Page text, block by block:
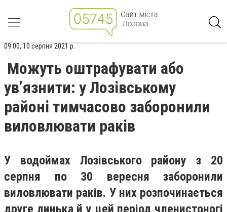
09:00, 10 серпня 2021 р.
Можуть оштрафувати або
ув’язнити: у Лозівському
районі тимчасово заборонили
виловлювати раків
У водоймах Лозівського району з 20
серпня по 30 вересня заборонили
виловлювати раків. У них розпочинається
друге линька й у цей період членистоногі